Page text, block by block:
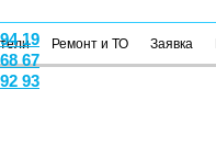
19
67
93
Ремонт и ТО Заявка